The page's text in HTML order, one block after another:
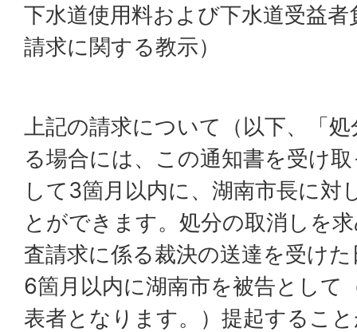
下水道使用料および下水道受益
請求に関する教示）
上記の請求について（以下、「
る場合には、この通知書を受け
して3箇月以内に、湖南市長に対
とができます。処分の取消しを
査請求に係る裁決の送達を受け
6箇月以内に湖南市を被告として
表者となります。）提起するこ